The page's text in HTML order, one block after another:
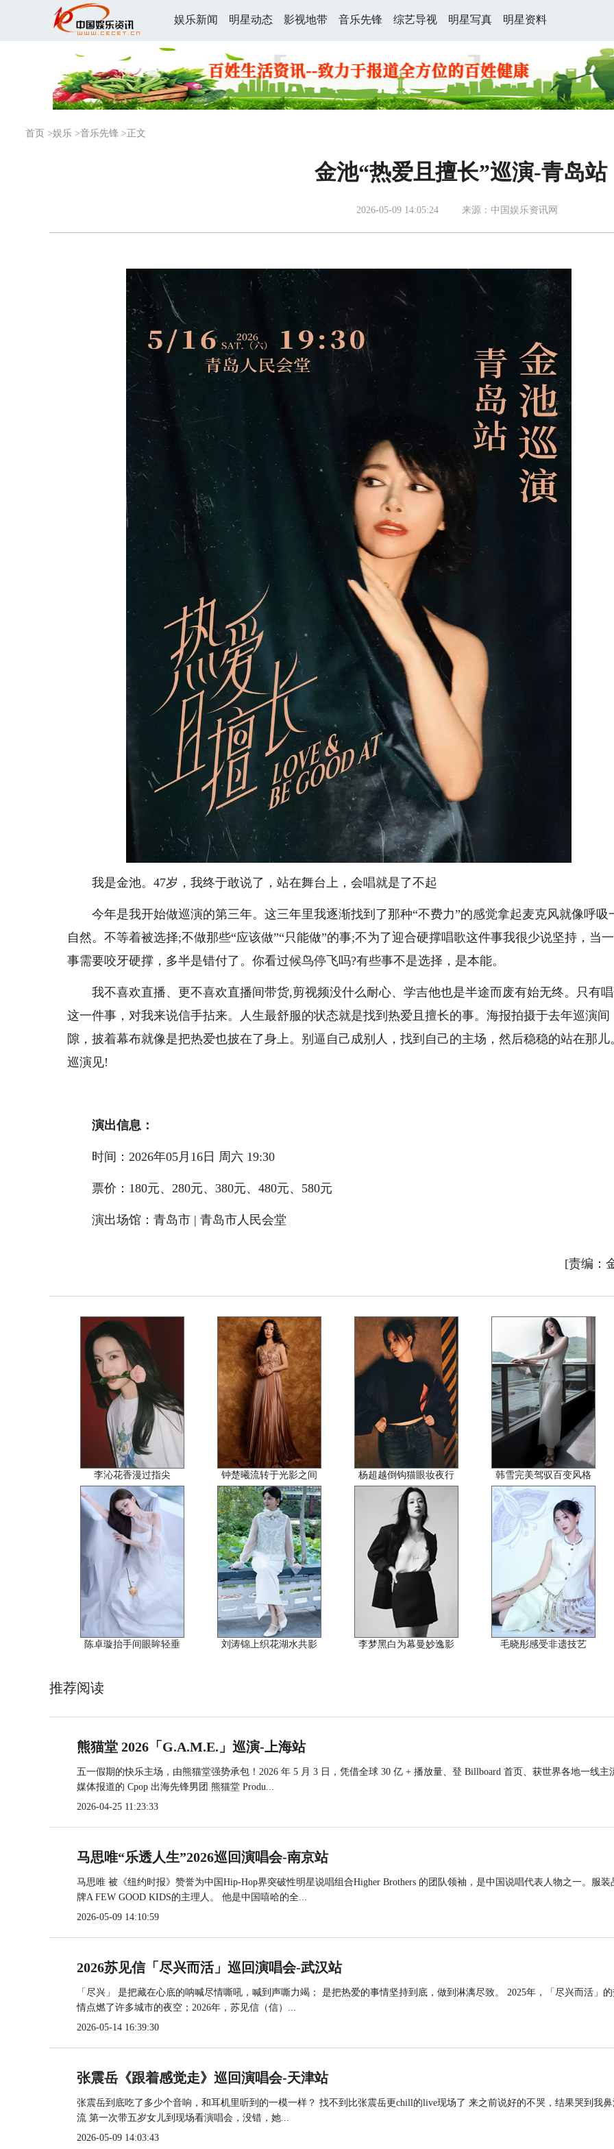
娱乐新闻 明星动态 影视地带 音乐先锋 综艺导视 明星写真 明星资料
首页 >娱乐 >音乐先锋 >正文
金池“热爱且擅长”巡演-青岛站
2026-05-09 14:05:24 来源：中国娱乐资讯网
我是金池。47岁，我终于敢说了，站在舞台上，会唱就是了不起
今年是我开始做巡演的第三年。这三年里我逐渐找到了那种“不费力”的感觉拿起麦克风就像呼吸
自然。不等着被选择;不做那些“应该做”“只能做”的事;不为了迎合硬撑唱歌这件事我很少说坚持，当
事需要咬牙硬撑，多半是错付了。你看过候鸟停飞吗?有些事不是选择，是本能。
我不喜欢直播、更不喜欢直播间带货,剪视频没什么耐心、学吉他也是半途而废有始无终。只有
这一件事，对我来说信手拈来。人生最舒服的状态就是找到热爱且擅长的事。海报拍摄于去年巡演间
隙，披着幕布就像是把热爱也披在了身上。别逼自己成别人，找到自己的主场，然后稳稳的站在那儿
巡演见!
演出信息：
时间：2026年05月16日 周六 19:30
票价：180元、280元、380元、480元、580元
演出场馆：青岛市 | 青岛市人民会堂
[责编：
李沁花香漫过指尖 钟楚曦流转于光影之间 杨超越倒钩猫眼妆夜行 韩雪完美驾驭百变风格
陈卓璇抬手间眼眸轻垂 刘涛锦上织花湖水共影 李梦黑白为幕曼妙逸影 毛晓彤感受非遗技艺
推荐阅读
熊猫堂 2026「G.A.M.E.」巡演-上海站
五一假期的快乐主场，由熊猫堂强势承包！2026 年 5 月 3 日，凭借全球 30 亿 + 播放量、登 Billboard 首页、获世界各地一线主
媒体报道的 Cpop 出海先锋男团 熊猫堂 Produ...
2026-04-25 11:23:33
马思唯“乐透人生”2026巡回演唱会-南京站
马思唯 被《纽约时报》赞誉为中国Hip-Hop界突破性明星说唱组合Higher Brothers 的团队领袖，是中国说唱代表人物之一。服装
牌A FEW GOOD KIDS的主理人。 他是中国嘻哈的全...
2026-05-09 14:10:59
2026苏见信「尽兴而活」巡回演唱会-武汉站
「尽兴」 是把藏在心底的呐喊尽情嘶吼，喊到声嘶力竭； 是把热爱的事情坚持到底，做到淋漓尽致。 2025年，「尽兴而活」
情点燃了许多城市的夜空；2026年，苏见信（信）...
2026-05-14 16:39:30
张震岳《跟着感觉走》巡回演唱会-天津站
张震岳到底吃了多少个音响，和耳机里听到的一模一样？ 找不到比张震岳更chill的live现场了 来之前说好的不哭，结果哭到我
流 第一次带五岁女儿到现场看演唱会，没错，她...
2026-05-09 14:03:43